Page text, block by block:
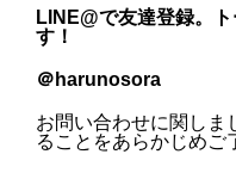
LINE@で友達登録。
す！
＠harunosora
お問い合わせに関しま
ることをあらかじめご